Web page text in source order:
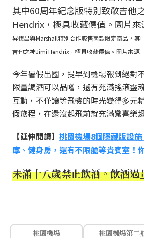
昇恆昌與Marshall特別合作販售兩款限定商品，其
吉他之神Jimi Hendrix，極具收藏價值。圖片來源
今年暑假出國，提早到機場報到絕對
限量調酒可以品嚐，還有充滿搖滾靈
互動，不僅讓等飛機的時光變得多元
假旅程，在還沒起飛前就充滿驚喜樂
【延伸閱讀】 桃園機場8個隱藏版設
摩、健身房，還有不限艙等貴賓室！
未滿十八歲禁止飲酒。飲酒過
桃園機場
桃園機場第二